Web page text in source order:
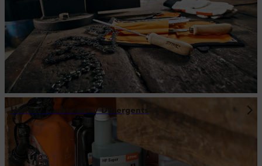
Huiles / Carburants / Détergents